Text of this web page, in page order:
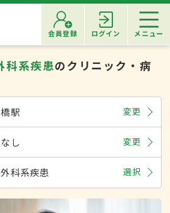
会員登録 ログイン メニュー
科系疾患のクリニック・病
駅 変更
し 変更
科系疾患 選択